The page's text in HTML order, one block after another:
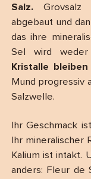
Salz.Grovsalz
abgebaut und
das ihre
Sel wird weder
Kristalle
Mund progressiv
Salzwelle.
Ihr Geschmack ist
Ihr mineralischer
Kalium ist intakt.
anders: Fleur de